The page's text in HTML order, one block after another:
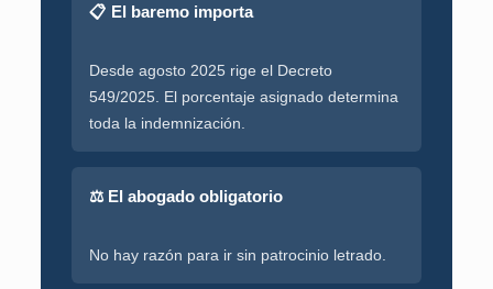
📋 El baremo importa
Desde agosto 2025 rige el Decreto
549/2025. El porcentaje asignado determina
toda la indemnización.
⚖️ El abogado obligatorio
No hay razón para ir sin patrocinio letrado.